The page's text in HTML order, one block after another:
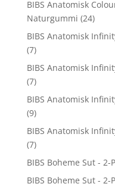
BIBS Anatomisk
Naturgummi (24)
BIBS Anatomisk
(7)
BIBS Anatomisk
(7)
BIBS Anatomisk
(9)
BIBS Anatomisk
(7)
BIBS Boheme Sut - 2-
BIBS Boheme Sut -